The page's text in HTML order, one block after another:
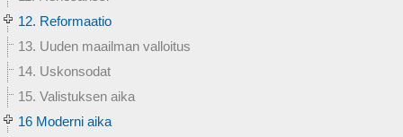
12. Reformaatio
13. Uuden maailman valloitus
14. Uskonsodat
15. Valistuksen aika
16 Moderni aika